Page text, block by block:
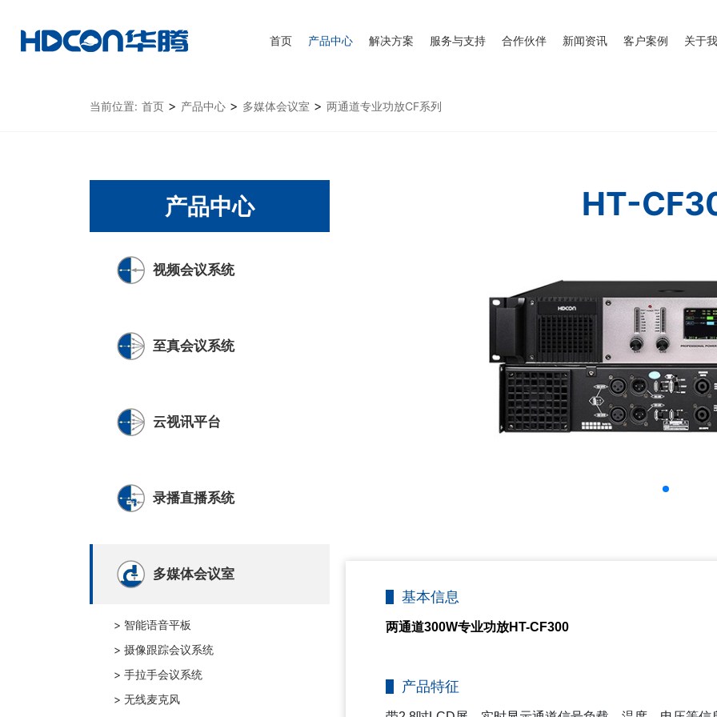
首页 产品中心 解决方案 服务与支持 合作伙伴 新闻资讯 客户案例 关于
当前位置: 首页 > 产品中心 > 多媒体会议室 > 两通道专业功放CF系列
HT-
基本信息
两通道300W专业功放HT-CF300
产品特征
产品中心
视频会议系统
至真会议系统
云视讯平台
录播直播系统
多媒体会议室
> 智能语音平板
> 摄像跟踪会议系统
> 手拉手会议系统
> 无线麦克风